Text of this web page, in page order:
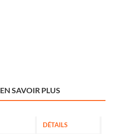
EN SAVOIR PLUS
DÉTAILS